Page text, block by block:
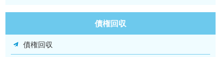
債権回収
債権回収